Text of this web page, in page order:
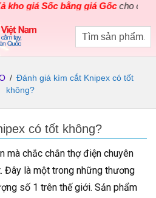
Sốc bằng giá Gốccho các sản
/ Đánh giá kìm cắt Knipex có tốt
không?
có tốt không?
mà chắc chắn thợ điện chuyên
Đây là một trong những thương
số 1 trên thế giới. Sản phẩm